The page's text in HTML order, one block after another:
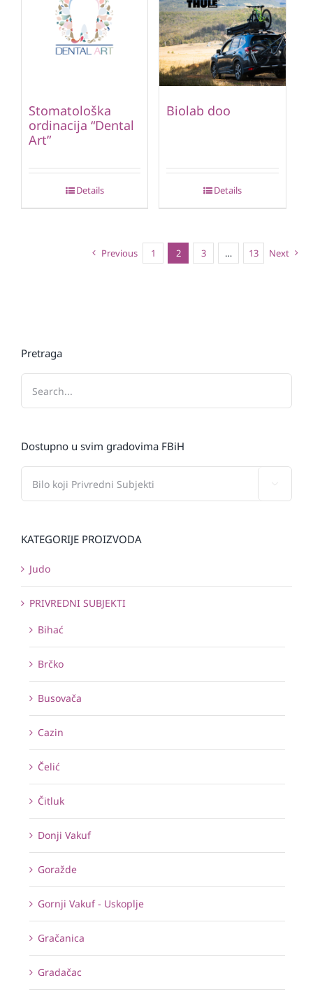
Stomatološka
ordinacija “Dental
Art”
Details
Biolab doo
Details
Previous 1 2 3 … 13 Next
Pretraga
Dostupno u svim gradovima FBiH
KATEGORIJE PROIZVODA
Judo
PRIVREDNI SUBJEKTI
Bihać
Brčko
Busovača
Cazin
Čelić
Čitluk
Donji Vakuf
Goražde
Gornji Vakuf - Uskoplje
Gračanica
Gradačac